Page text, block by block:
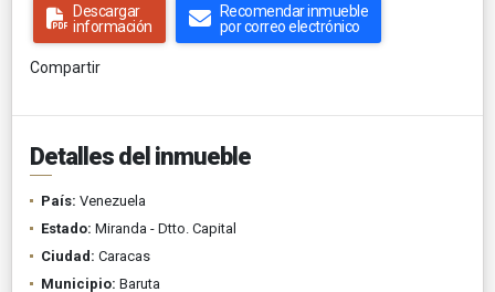
Descargar
información
Recomendar inmueble
por correo electrónico
Compartir
Detalles del inmueble
País: Venezuela
Estado: Miranda - Dtto. Capital
Ciudad: Caracas
Municipio: Baruta